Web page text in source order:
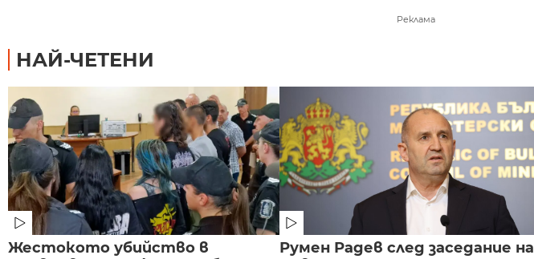
Реклама
НАЙ-ЧЕТЕНИ
Жестокото убийство в
Румен Радев след заседание на